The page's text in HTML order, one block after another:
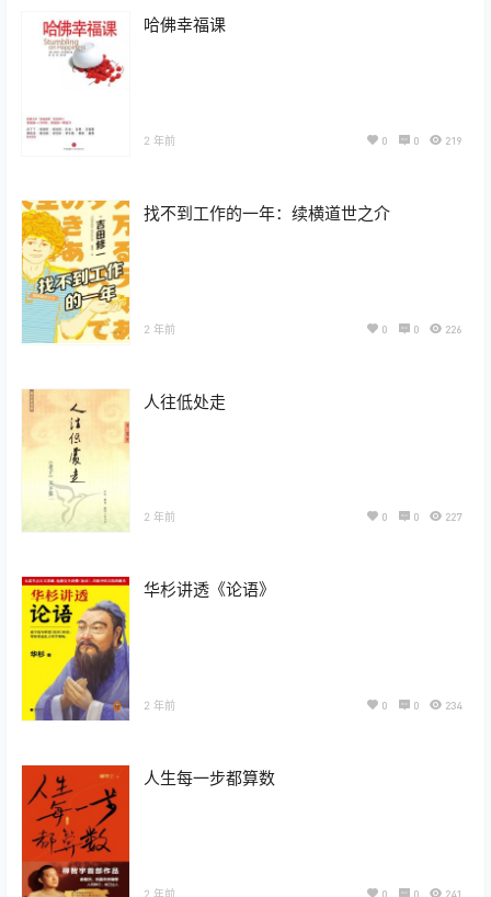
哈佛幸福课
2 年前 0 0 219
找不到工作的一年：续横道世之介
2 年前 0 0 226
人往低处走
2 年前 0 0 227
华杉讲透《论语》
2 年前 0 0 234
人生每一步都算数
2 年前 0 0 241